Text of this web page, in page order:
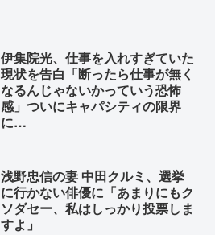
伊集院光、仕事を入れすぎていた
現状を告白「断ったら仕事が無く
なるんじゃないかっていう恐怖
感」ついにキャパシティの限界
に…
浅野忠信の妻 中田クルミ、選挙
に行かない俳優に「あまりにもク
ソダセー、私はしっかり投票しま
すよ」